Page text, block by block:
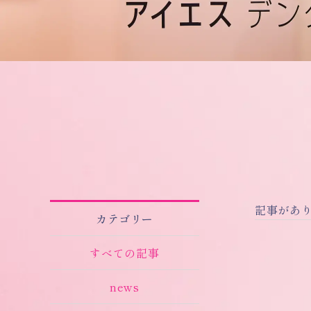
カテゴリー
すべての記事
news
記事があ